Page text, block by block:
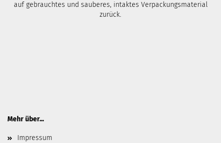
auf gebrauchtes und sauberes, intaktes Verpackungsmaterial
zurück.
Mehr über...
Impressum